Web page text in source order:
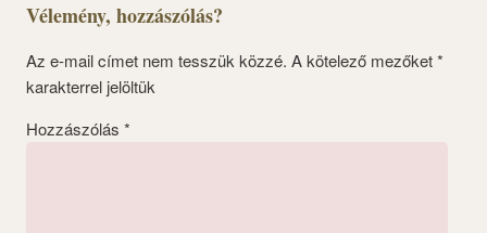
Vélemény, hozzászólás?
Az e-mail címet nem tesszük közzé. A kötelező mezőket*
karakterrel jelöltük
Hozzászólás *